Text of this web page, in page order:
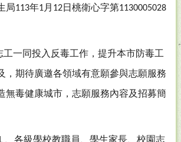
局113年1月 12日桃衛心字第1130005028
工一同投入反毒工作，提升本市防毒工
，期待廣邀各領域有意願參與志願服務
無毒健康城市，志願服務內容及招募簡
、各級學校教職員、學生家長、校園志